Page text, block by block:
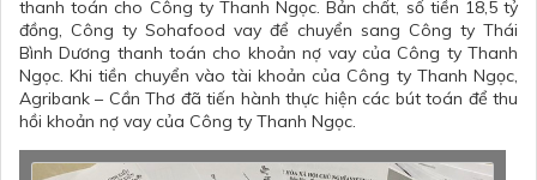
thanh toán cho Công ty Thanh Ngọc. Bản chất, số tiền 18,5 tỷ
đồng, Công ty Sohafood vay để chuyển sang Công ty Thái
Bình Dương thanh toán cho khoản nợ vay của Công ty Thanh
Ngọc. Khi tiền chuyển vào tài khoản của Công ty Thanh Ngọc,
Agribank – Cần Thơ đã tiến hành thực hiện các bút toán để thu
hồi khoản nợ vay của Công ty Thanh Ngọc.